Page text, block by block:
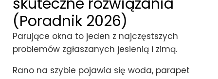
(Poradnik 2026)
Parujące okna to jeden z najczęstszych
problemów zgłaszanych jesienią i zimą.
Rano na szybie pojawia się woda, parapet